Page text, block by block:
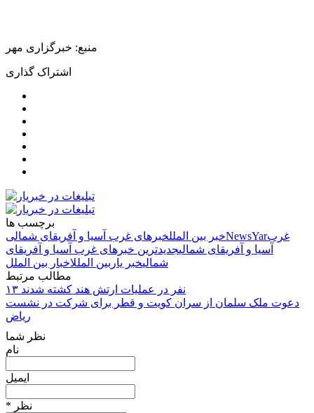
منبع: خبرگزاری مهر
اشتراک گذاری
برچسب ها
خبر بین المللخبرهای غرب آسیا و آفریقای شمالی NewsYarغرب
آسیا و آفریقای شمالیجدیدترین خبرهای غرب آسیا و آفریقای
شمالیخبر یار بین المللاخبار بین الملل
مطالب مرتبط
۱۳ نفر در عملیات ارتش هند کشته شدند
دعوت ملک سلمان از سران کویت و قطر برای شرکت در نشست
ریاض
نظر شما
نام
ایمیل
* نظر